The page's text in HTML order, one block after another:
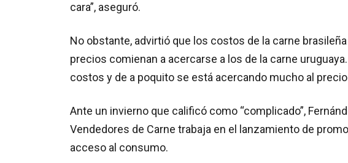
cara”, aseguró.
No obstante, advirtió que los costos de la carne
precios comienan a acercarse a los de la carne
costos y de a poquito se está acercando mucho al precio
Ante un invierno que calificó como “complicado”,
Vendedores de Carne trabaja en el lanzamiento de
acceso al consumo.